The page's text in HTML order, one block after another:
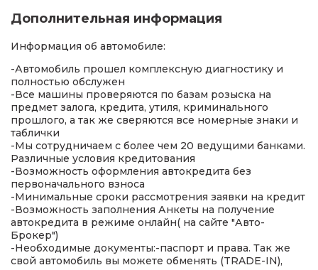
Дополнительная информация
Информация об автомобиле:
-Автомобиль прошел комплексную диагностику и
полностью обслужен
-Все машины проверяются по базам розыска на
предмет залога, кредита, утиля, криминального
прошлого, а так же сверяются все номерные знаки и
таблички
-Мы сотрудничаем с более чем 20 ведущими банками.
Различные условия кредитования
-Возможность оформления автокредита без
первоначального взноса
-Минимальные сроки рассмотрения заявки на кредит
-Возможность заполнения Анкеты на получение
автокредита в режиме онлайн( на сайте "Авто-
Брокер")
-Необходимые документы:-паспорт и права. Так же
свой автомобиль вы можете обменять (TRADE-IN),